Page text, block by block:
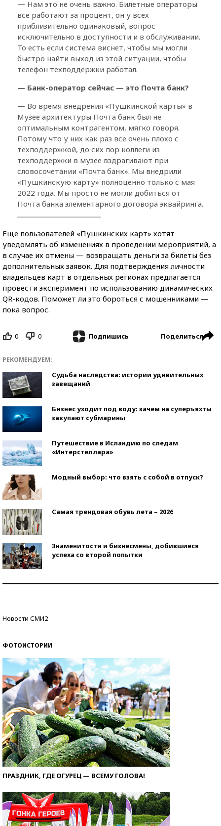
— Нам это не очень важно. Билетные операторы
все работают за процент, он у всех
приблизительно одинаковый, вопрос
исключительно в доступности и в обслуживании.
То есть если система виснет, чтобы мы могли
быстро найти выход из этой ситуации, чтобы
телефон техподдержки работал.
— Банк-оператор сейчас — это Почта банк?
— Во время внедрения «Пушкинской карты» в
Музее архитектуры Почта банк был не
оптимальным контрагентом, мягко говоря.
Потому что у них как раз все очень плохо с
техподдержкой, до сих пор коллеги из
техподдержки в музее вздрагивают при
словосочетании «Почта банк». Мы внедрили
«Пушкинскую карту» полноценно только с мая
2022 года. Мы просто не могли добиться от
Почта банка элементарного договора эквайринга.
Еще пользователей «Пушкинских карт» хотят
уведомлять об изменениях в проведении мероприятий, а
в случае их отмены — возвращать деньги за билеты без
дополнительных заявок. Для подтверждения личности
владельцев карт в отдельных регионах предлагается
провести эксперимент по использованию динамических
QR-кодов. Поможет ли это бороться с мошенниками —
пока вопрос.
0 0 Подпишись Поделиться
РЕКОМЕНДУЕМ:
Судьба наследства: истории удивительных
завещаний
Бизнес уходит под воду: зачем на суперъяхты
закупают субмарины
Путешествие в Исландию по следам
«Интерстеллара»
Модный выбор: что взять с собой в отпуск?
Самая трендовая обувь лета – 2026
Знаменитости и бизнесмены, добившиеся
успеха со второй попытки
Новости СМИ2
ФОТОИСТОРИИ
ПРАЗДНИК, ГДЕ ОГУРЕЦ — ВСЕМУ ГОЛОВА!